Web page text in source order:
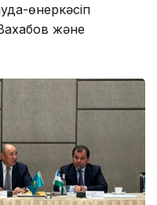
өнеркәсіп
және